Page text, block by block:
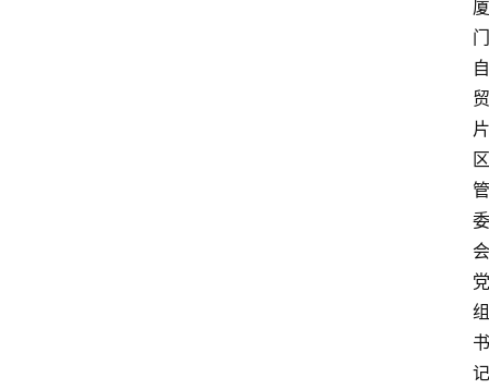
厦
门
自
贸
片
区
管
委
会
党
组
书
记